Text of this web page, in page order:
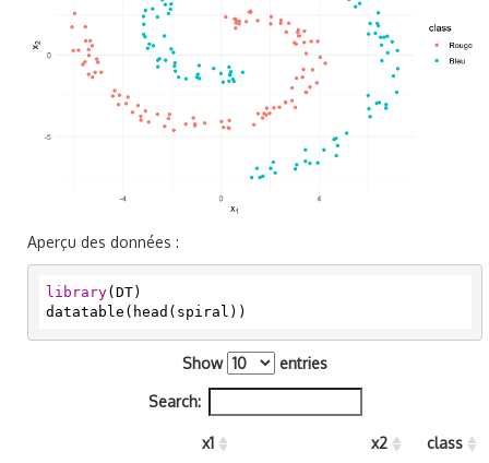
Aperçu des données :
library(DT)
datatable(head(spiral))
Show entries
Search:
x1 x2 class